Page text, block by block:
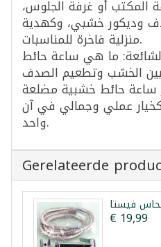
أو غرفة الجلوس،
وديكور خشبي، وكهدية
منزلية فاخرة للمناسبات.
ما هي ساعة حائط
الخشب وتطعيم الصدف
ساعة حائط خشبية مضلعة
28سم كخيار عملي وجمالي في آن
واحد.
Gerelateerde
€ 19,99